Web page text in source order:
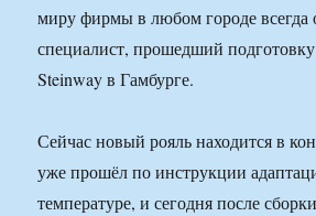
миру фирмы в любом городе всегда
специалист, прошедший
Steinway в Гамбурге.
Сейчас новый рояль находится в
уже прошёл по инструкции
температуре, и сегодня после